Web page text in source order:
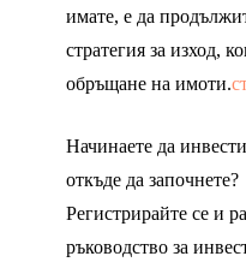
имате, е да
стратегия за изход,
обръщане на имоти.
Начинаете да
откъде да започнете?
Регистрирайте се и
ръководство за